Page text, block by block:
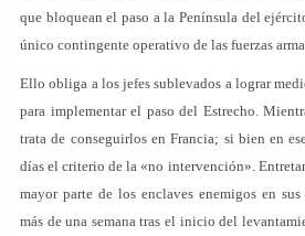
que bloquean el paso a la Península del
único contingente operativo de las fuerzas
Ello obliga a los jefes sublevados a lograr
para implementar el paso del Estrecho.
trata de conseguirlos en Francia; si bien en
días el criterio de la «no intervención».
mayor parte de los enclaves enemigos en
más de una semana tras el inicio del